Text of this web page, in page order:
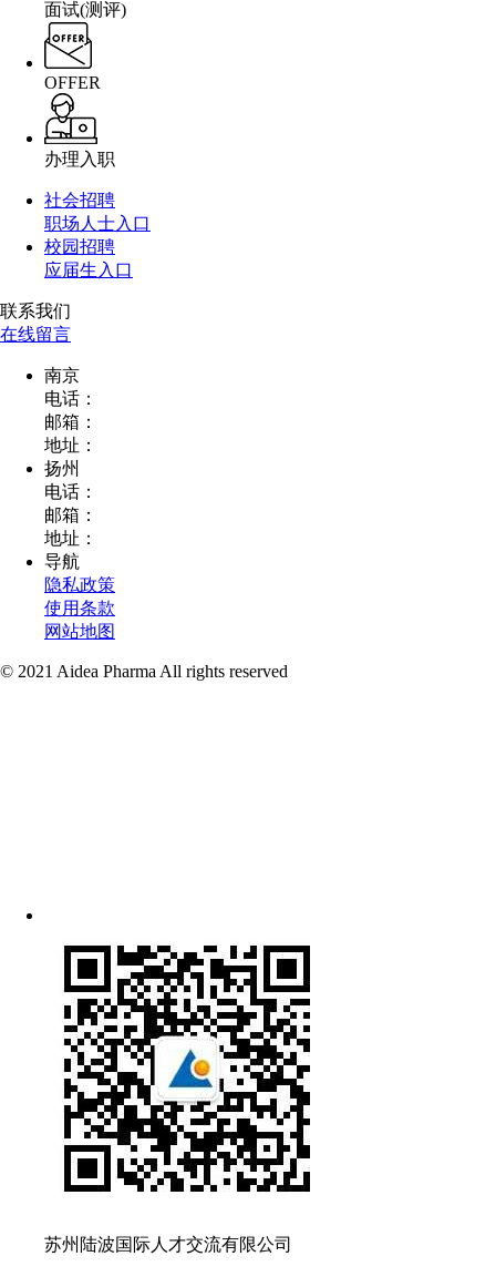
面试(测评)
OFFER
办理入职
社会招聘
职场人士入口
校园招聘
应届生入口
联系我们
在线留言
南京
电话：
邮箱：
地址：
扬州
电话：
邮箱：
地址：
导航
隐私政策
使用条款
网站地图
© 2021 Aidea Pharma All rights reserved
苏州陆波国际人才交流有限公司